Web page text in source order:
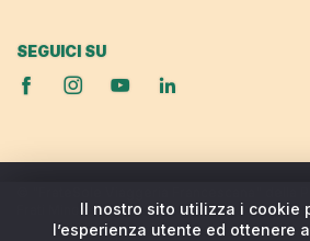
SEGUICI SU
Il nostro sito utilizza i cookie
l’esperienza utente ed ottenere